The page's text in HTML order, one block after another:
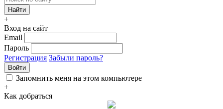
+
Вход на сайт
Email
Пароль
Регистрация Забыли пароль?
Войти
Запомнить меня на этом компьютере
+
Как добраться